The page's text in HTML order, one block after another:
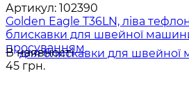
Артикул: 102390
Golden Eagle T36LN, ліва
блискавки для швейної
просуванням
В наявності
45 грн.